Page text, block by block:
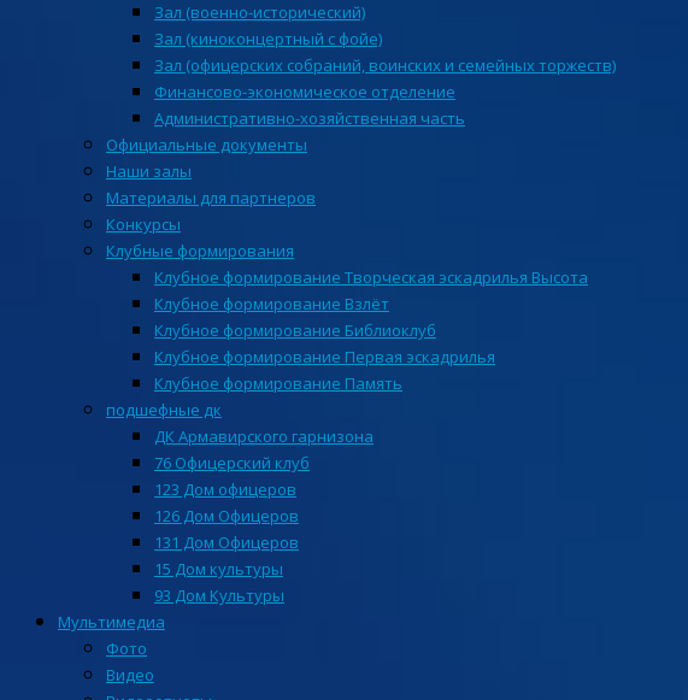
Зал (военно-исторический)
Зал (киноконцертный с фойе)
Зал (офицерских собраний, воинских и семейных торжеств)
Финансово-экономическое отделение
Административно-хозяйственная часть
Официальные документы
Наши залы
Материалы для партнеров
Конкурсы
Клубные формирования
Клубное формирование Творческая эскадрилья Высота
Клубное формирование Взлёт
Клубное формирование Библиоклуб
Клубное формирование Первая эскадрилья
Клубное формирование Память
подшефные дк
ДК Армавирского гарнизона
76 Офицерский клуб
123 Дом офицеров
126 Дом Офицеров
131 Дом Офицеров
15 Дом культуры
93 Дом Культуры
Мультимедиа
Фото
Видео